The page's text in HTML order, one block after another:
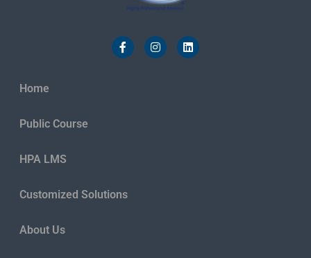
Home
Public Course
HPA LMS
Customized Solutions
About Us